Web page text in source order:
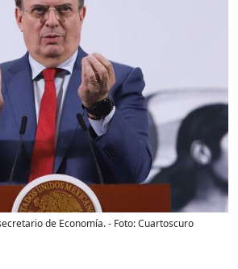
de Economía.- Foto:Cuartoscuro